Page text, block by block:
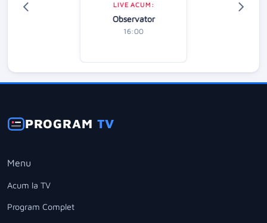
LIVE ACUM:
Observator
16:00
PROGRAMTV
Menu
Acum la TV
Program Complet